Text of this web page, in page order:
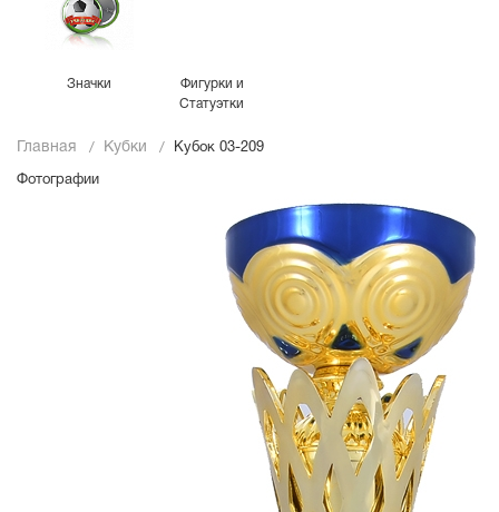
Значки
Фигурки и
Статуэтки
Главная Кубки Кубок 03-209
Фотографии